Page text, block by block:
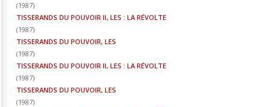
(1987)
TISSERANDS DU POUVOIR II, LES : LA RÉVOLTE
(1987)
TISSERANDS DU POUVOIR, LES
(1987)
TISSERANDS DU POUVOIR II, LES : LA RÉVOLTE
(1987)
TISSERANDS DU POUVOIR, LES
(1987)